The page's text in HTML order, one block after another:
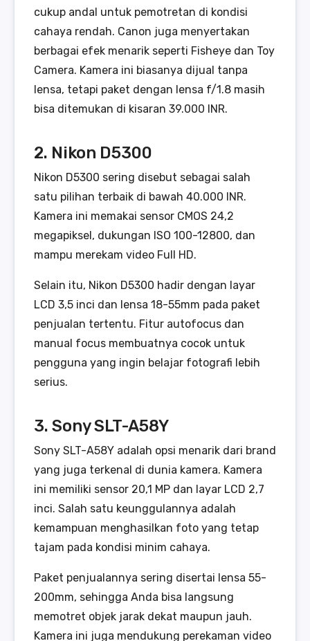
cukup andal untuk pemotretan di kondisi
cahaya rendah. Canon juga menyertakan
berbagai efek menarik seperti Fisheye dan Toy
Camera. Kamera ini biasanya dijual tanpa
lensa, tetapi paket dengan lensa f/1.8 masih
bisa ditemukan di kisaran 39.000 INR.
2. Nikon D5300
Nikon D5300 sering disebut sebagai salah
satu pilihan terbaik di bawah 40.000 INR.
Kamera ini memakai sensor CMOS 24,2
megapiksel, dukungan ISO 100-12800, dan
mampu merekam video Full HD.
Selain itu, Nikon D5300 hadir dengan layar
LCD 3,5 inci dan lensa 18-55mm pada paket
penjualan tertentu. Fitur autofocus dan
manual focus membuatnya cocok untuk
pengguna yang ingin belajar fotografi lebih
serius.
3. Sony SLT-A58Y
Sony SLT-A58Y adalah opsi menarik dari brand
yang juga terkenal di dunia kamera. Kamera
ini memiliki sensor 20,1 MP dan layar LCD 2,7
inci. Salah satu keunggulannya adalah
kemampuan menghasilkan foto yang tetap
tajam pada kondisi minim cahaya.
Paket penjualannya sering disertai lensa 55-
200mm, sehingga Anda bisa langsung
memotret objek jarak dekat maupun jauh.
Kamera ini juga mendukung perekaman video